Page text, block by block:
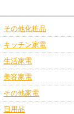
その他化粧品
キッチン家電
生活家電
美容家電
その他家電
日用品